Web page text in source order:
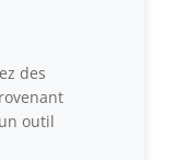
des
outil